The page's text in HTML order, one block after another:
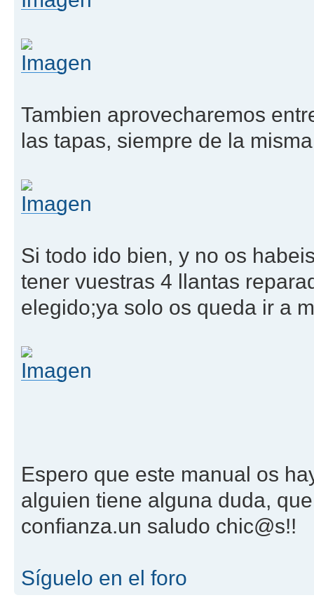
Tambien aprovecharemos
las tapas, siempre de la
Si todo ido bien, y no os
tener vuestras 4 llantas
elegido;ya solo os queda ir a
Espero que este manual os
alguien tiene alguna duda,
confianza.un saludo chic@s!!
Síguelo en el foro